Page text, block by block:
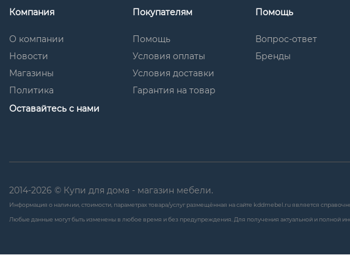
Компания
О компании
Новости
Магазины
Политика
Покупателям
Помощь
Условия оплаты
Условия доставки
Гарантия на товар
Помощь
Вопрос-ответ
Бренды
Оставайтесь с нами
2014-2026 © Купи для дома - магазин мебели.
Информация о наличии, стоимости, параметрах товара/услуг размещённая на сайте kddmebel.ru является
Любые данные могут быть изменены в любое время и без предупреждения. Для получения актуальной и полной